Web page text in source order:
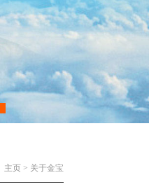
主页 > 关于金宝